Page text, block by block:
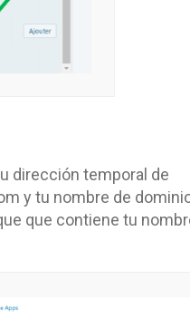
dirección temporal de
y tu nombre de
que contiene tu